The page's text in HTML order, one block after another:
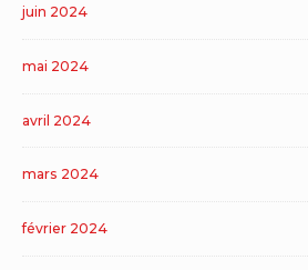
juin 2024
mai 2024
avril 2024
mars 2024
février 2024